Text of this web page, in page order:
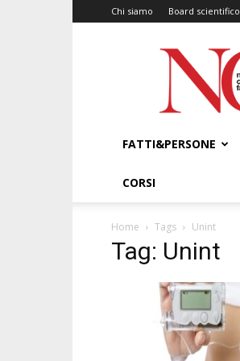
Chi siamo Board scientifico
FATTI&PERSONE
CORSI
Home Tags Unint
Tag: Unint